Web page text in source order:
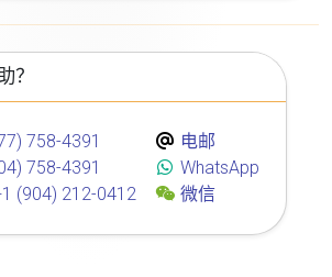
？
758-4391
758-4391
(904) 212-0412
电邮
WhatsApp
微信